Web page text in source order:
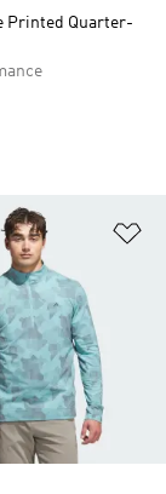
Printed Quarter-
želaných